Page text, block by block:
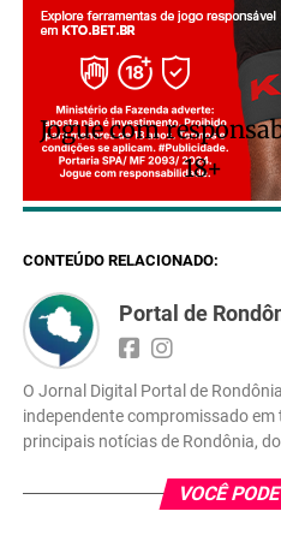
Jogue com
18+
CONTEÚDO RELACIONADO:
Portal de
O Jornal Digital Portal de
independente compromissado
principais notícias de Rondônia,
VOCÊ